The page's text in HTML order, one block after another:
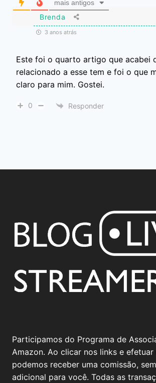
mais antigos
Brenda
3 anos atrás
Este foi o quarto artigo que acabei
relacionado a esse tem e foi o que
claro para mim. Gostei.
0 Responder
Participamos do Programa de
Amazon. Ao clicar nos links e efetuar
podemos receber uma comissão,
adicional para você. Todas as